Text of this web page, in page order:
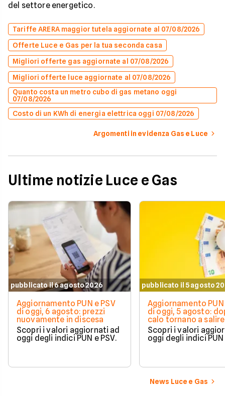
del settore energetico.
Tariffe ARERA maggior tutela aggiornate al 07/08/2026
Offerte Luce e Gas per la tua seconda casa
Migliori offerte gas aggiornate al 07/08/2026
Migliori offerte luce aggiornate al 07/08/2026
Quanto costa un metro cubo di gas metano oggi
07/08/2026
Costo di un KWh di energia elettrica oggi 07/08/2026
Argomenti in evidenza Gas e Luce
Ultime notizie Luce e Gas
pubblicato il 6 agosto 2026
Aggiornamento PUN e PSV
di oggi, 6 agosto: prezzi
nuovamente in discesa
Scopri i valori aggiornati ad
oggi degli indici PUN e PSV.
pubblicato il 5 agosto
Aggiornamento PUN
di oggi, 5 agosto:
calo tornano a
Scopri i valori
oggi degli indici PUN
News Luce e Gas